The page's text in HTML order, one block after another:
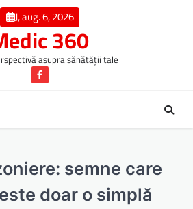
J, aug. 6, 2026
360
asupra sănătății tale
Facebook
semne care
doar o simplă